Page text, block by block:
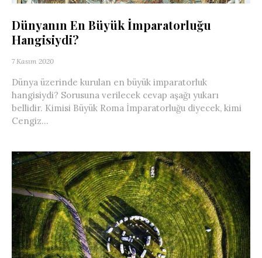
Dünyanın En Büyük İmparatorluğu
Hangisiydi?
7 Kasım 2020
Dünya üzerinde kurulan en büyük imparatorluk
hangisiydi? Sorusuna verilecek cevap aşağı yukarı
bellidir. Kimisi Büyük Roma İmparatorluğu diyecek, kimi
Cengiz...